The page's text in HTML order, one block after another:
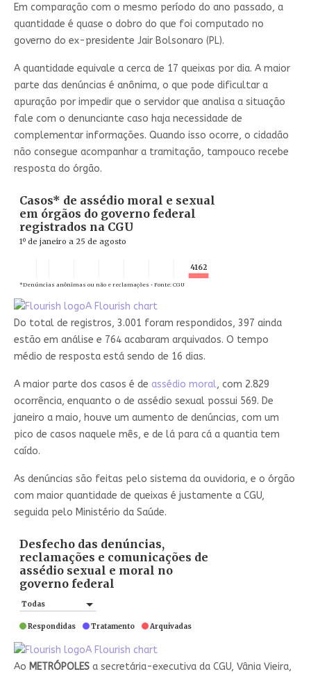
Em comparação com o mesmo período do ano passado, a
quantidade é quase o dobro do que foi computado no
governo do ex-presidente Jair Bolsonaro (PL).
A quantidade equivale a cerca de 17 queixas por dia. A maior
parte das denúncias é anônima, o que pode dificultar a
apuração por impedir que o servidor que analisa a situação
fale com o denunciante caso haja necessidade de
complementar informações. Quando isso ocorre, o cidadão
não consegue acompanhar a tramitação, tampouco recebe
resposta do órgão.
A Flourish chart
Do total de registros, 3.001 foram respondidos, 397 ainda
estão em análise e 764 acabaram arquivados. O tempo
médio de resposta está sendo de 16 dias.
A maior parte dos casos é de assédio moral, com 2.829
ocorrência, enquanto o de assédio sexual possui 569. De
janeiro a maio, houve um aumento de denúncias, com um
pico de casos naquele mês, e de lá para cá a quantia tem
caído.
As denúncias são feitas pelo sistema da ouvidoria, e o órgão
com maior quantidade de queixas é justamente a CGU,
seguida pelo Ministério da Saúde.
A Flourish chart
Ao METRÓPOLESa secretária-executiva da CGU, Vânia Vieira,